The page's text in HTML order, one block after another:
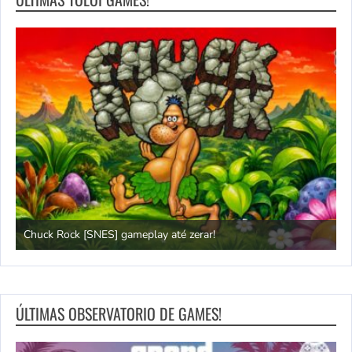
Chuck Rock [SNES] gameplay até zerar!
ÚLTIMAS OBSERVATORIO DE GAMES!